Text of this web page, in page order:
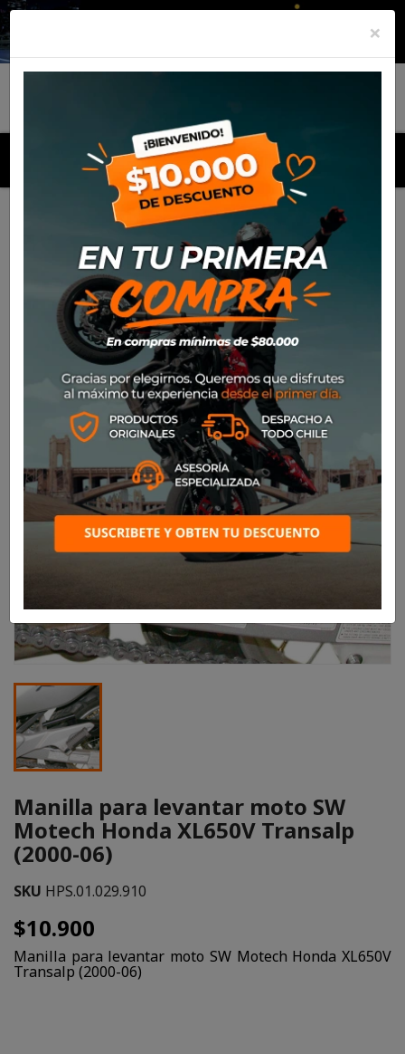
MENU
Productos
Manilla para levantar moto SW Motech
Honda XL650V Transalp (2000-06)
Manilla para levantar moto SW
Motech Honda XL650V Transalp
(2000-06)
SKU HPS.01.029.910
$10.900
Manilla para levantar moto SW Motech Honda XL650V
Transalp (2000-06)
×